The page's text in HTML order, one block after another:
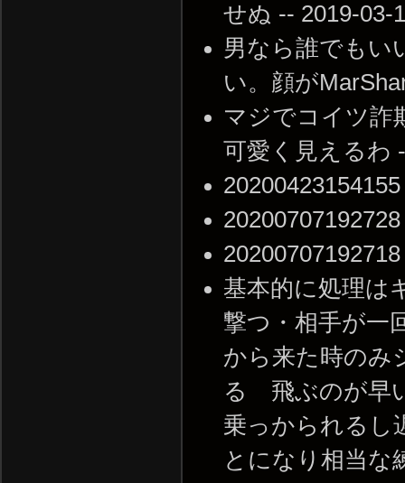
せぬ -- 2019-03-
男なら誰でもい
い。顔が
マジでコイツ詐
可愛く見えるわ
基本的に処理は
撃つ・相手が一
から来た時のみ
る 飛ぶのが早
乗っかられるし
とになり相当